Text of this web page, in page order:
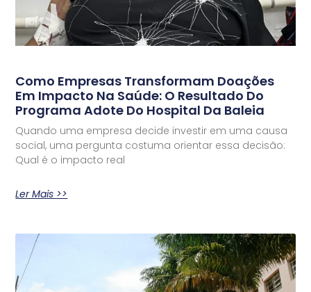
Como Empresas Transformam Doações
Em Impacto Na Saúde: O Resultado Do
Programa Adote Do Hospital Da Baleia
Quando uma empresa decide investir em uma causa
social, uma pergunta costuma orientar essa decisão:
Qual é o impacto real
Ler Mais >>